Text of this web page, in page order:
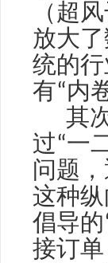
（超
放大
统的
有 “ 内
其次
过“一
问题
这种
倡导的
接订